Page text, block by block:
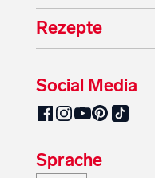
Rezepte
Social Media
SalzburgMilch auf
SalzburgMilch
Sprache